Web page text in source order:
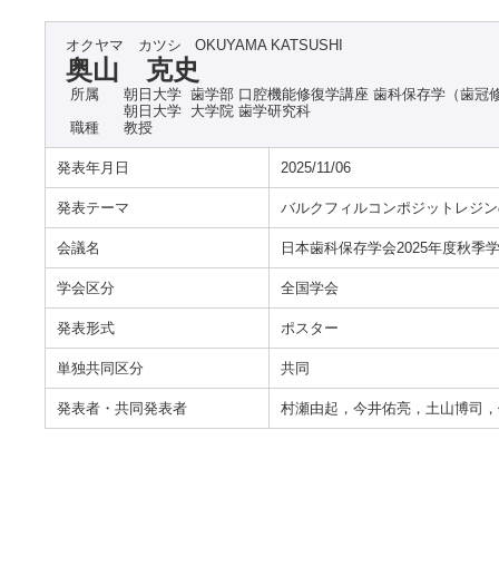
オクヤマ カツシ OKUYAMA KATSUSHI
奥山 克史
所属
朝日大学 歯学部 口腔機能修復学講座 歯科保存学（歯冠
朝日大学 大学院 歯学研究科
職種
教授
発表年月日 2025/11/06
発表テーマ バルクフィルコンポジットレジ
会議名 日本歯科保存学会2025年度秋季
学会区分 全国学会
発表形式 ポスター
単独共同区分 共同
発表者・共同発表者 村瀬由起，今井佑亮，土山博司